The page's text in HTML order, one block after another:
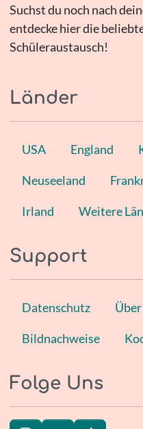
Suchst du noch nach
entdecke hier die
Schüleraustausch!
Länder
USA England
Neuseeland
Irland Weitere
Support
Datenschutz
Bildnachweise
Folge Uns